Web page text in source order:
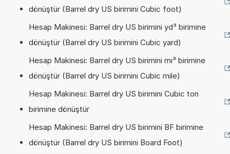
dönüştür (Barrel dry US birimini Cubic foot)
Hesap Makinesi: Barrel dry US birimini yd³ birimine
dönüştür (Barrel dry US birimini Cubic yard)
Hesap Makinesi: Barrel dry US birimini mi³ birimine
dönüştür (Barrel dry US birimini Cubic mile)
Hesap Makinesi: Barrel dry US birimini Cubic ton
birimine dönüştür
Hesap Makinesi: Barrel dry US birimini BF birimine
dönüştür (Barrel dry US birimini Board Foot)